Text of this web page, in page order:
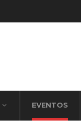
EVENTOS